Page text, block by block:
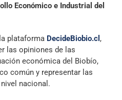
Económico e Industrial del
plataforma DecideBiobio.cl ,
las opiniones de las
económica del Biobío,
común y representar las
nacional.